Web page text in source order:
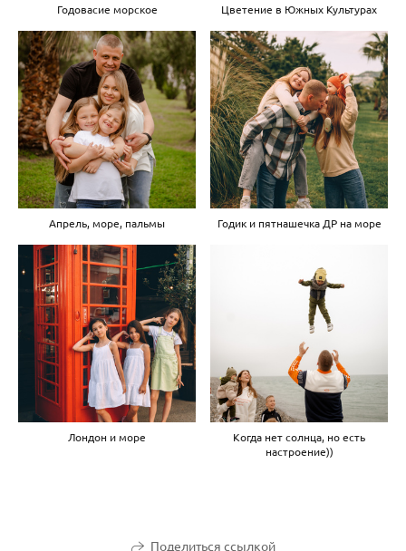
Годовасие морское Цветение в Южных Культурах
Апрель, море, пальмы Годик и пятнашечка ДР на море
Лондон и море
Когда нет солнца, но есть
настроение))
Поделиться ссылкой